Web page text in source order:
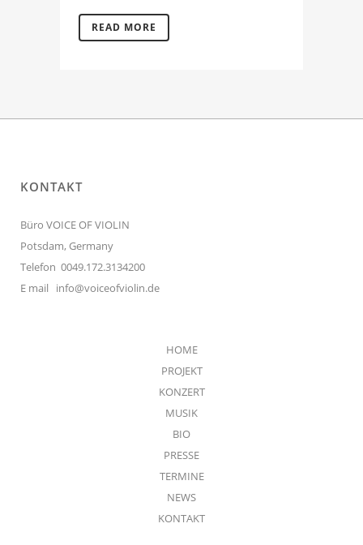
READ MORE
KONTAKT
Büro VOICE OF VIOLIN
Potsdam, Germany
Telefon 0049.172.3134200
E mail info@voiceofviolin.de
HOME
PROJEKT
KONZERT
MUSIK
BIO
PRESSE
TERMINE
NEWS
KONTAKT